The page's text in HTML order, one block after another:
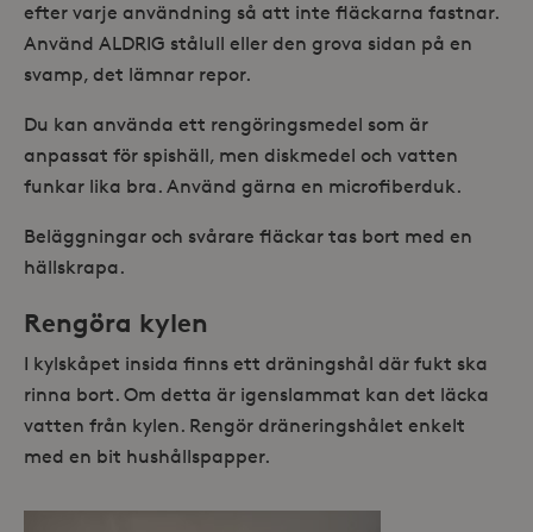
efter varje användning så att inte fläckarna fastnar.
Använd ALDRIG stålull eller den grova sidan på en
svamp, det lämnar repor.
Du kan använda ett rengöringsmedel som är
anpassat för spishäll, men diskmedel och vatten
funkar lika bra. Använd gärna en microfiberduk.
Beläggningar och svårare fläckar tas bort med en
hällskrapa.
Rengöra kylen
I kylskåpet insida finns ett dräningshål där fukt ska
rinna bort. Om detta är igenslammat kan det läcka
vatten från kylen. Rengör dräneringshålet enkelt
med en bit hushållspapper.